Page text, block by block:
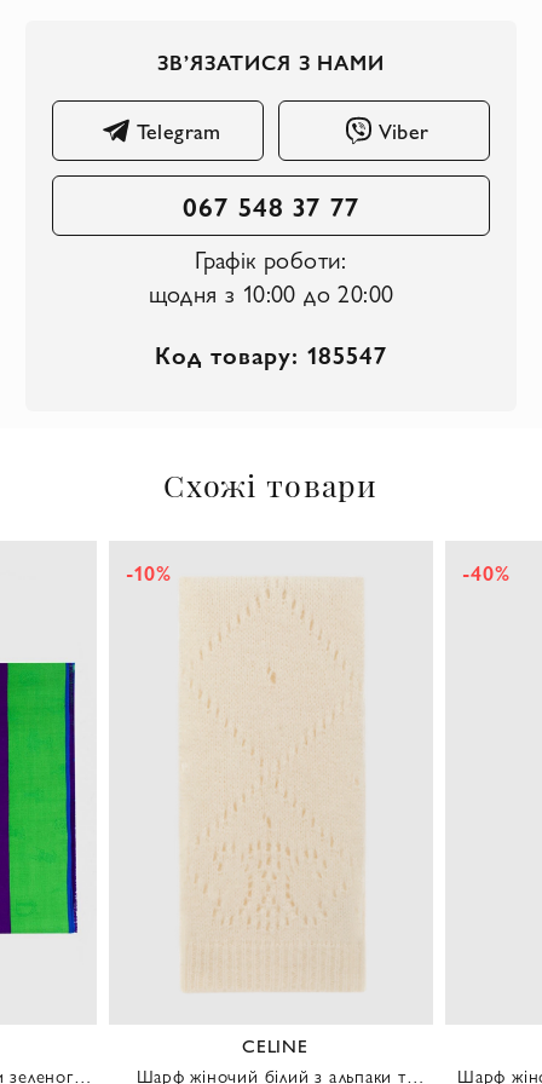
ЗВ’ЯЗАТИСЯ З НАМИ
Telegram Viber
067 548 37 77
Графік роботи:
щодня з 10:00 до 20:00
Код товару: 185547
Схожі товари
та
VALENTINO
Шарф жіночий червоний та рожевий
-40%
Шарф
-71%